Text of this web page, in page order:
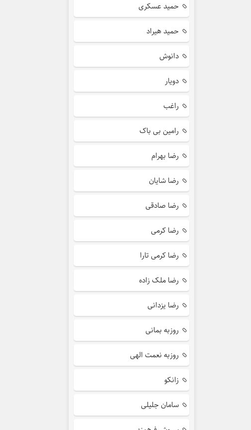
حمید عسکری
حمید هیراد
دانوش
دویار
راغب
رامین بی باک
رضا بهرام
رضا شایان
رضا صادقی
رضا کرمی
رضا کرمی تارا
رضا ملک زاده
رضا یزدانی
روزبه بمانی
روزبه نعمت الهی
زانکو
سامان جلیلی